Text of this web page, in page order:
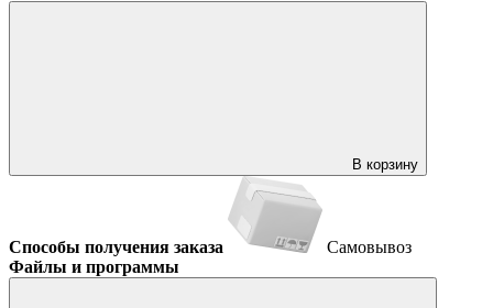
В корзину
Способы получения заказа
Самовывоз
Файлы и программы